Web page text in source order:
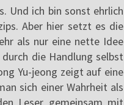
Und ich bin sonst ehrlich
Aber hier setzt es die
als nur eine nette Idee
die Handlung selbst
Yu-jeong zeigt auf eine
sich einer Wahrheit als